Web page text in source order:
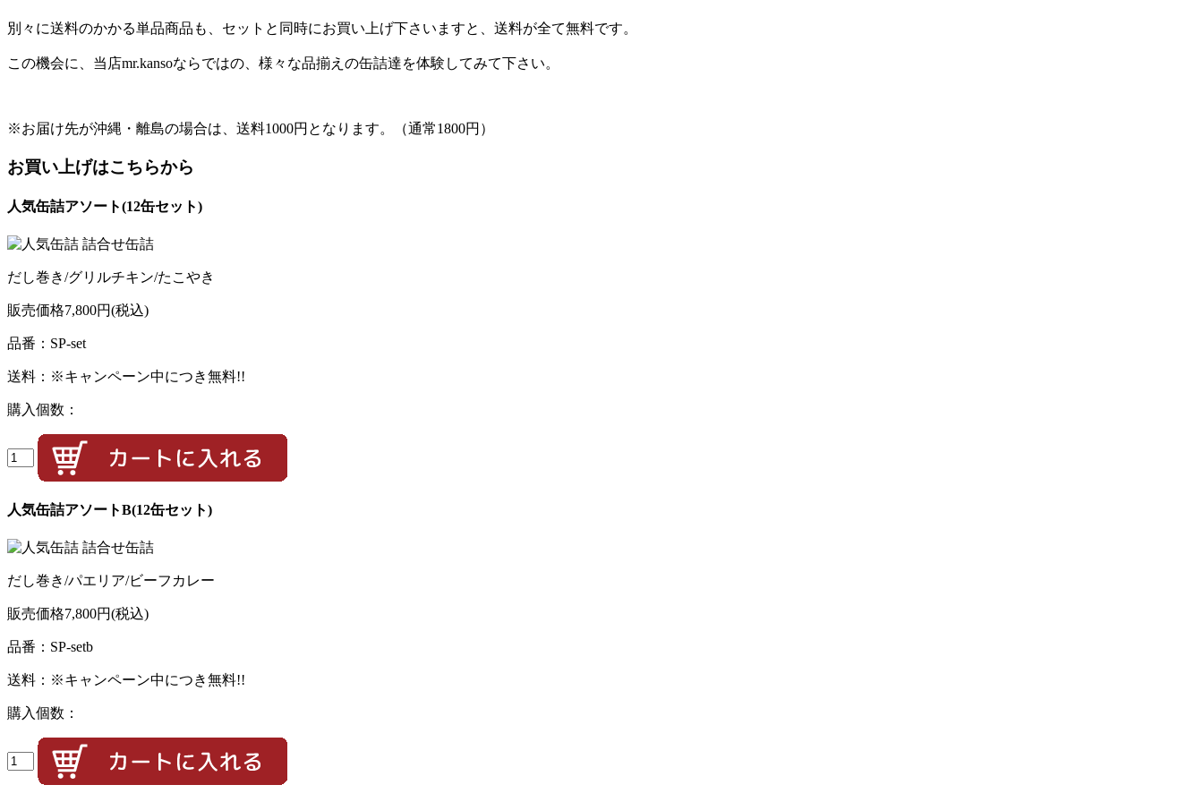
別々に送料のかかる単品商品も、セットと同時にお買い上げ下さいますと、送料が全て無料です。
この機会に、当店mr.kansoならではの、様々な品揃えの缶詰達を体験してみて下さい。
※お届け先が沖縄・離島の場合は、送料1000円となります。（通常1800円）
お買い上げはこちらから
人気缶詰アソート(12缶セット)
だし巻き/グリルチキン/たこやき
販売価格7,800円(税込)
品番：SP-set
送料：※キャンペーン中につき無料!!
購入個数：
人気缶詰アソートB(12缶セット)
だし巻き/パエリア/ビーフカレー
販売価格7,800円(税込)
品番：SP-setb
送料：※キャンペーン中につき無料!!
購入個数：